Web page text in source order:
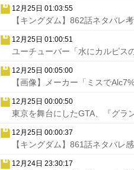
12月25日 01:03:55
【キングダム】862話ネタバレ
12月25日 01:00:51
ユーチューバー「水にカルピス
12月25日 00:05:00
【画像】メーカー「ミスで
12月25日 00:00:50
東京を舞台にしたGTA、『グラ
12月25日 00:00:37
【キングダム】861話ネタバレ
12月24日 23:30:17